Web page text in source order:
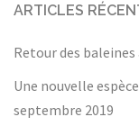
ARTICLES
Retour des baleines
Une nouvelle
septembre 2019